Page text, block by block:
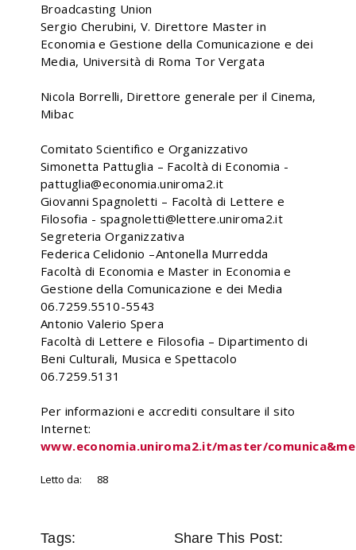
Broadcasting Union
Sergio Cherubini, V. Direttore Master in
Economia e Gestione della Comunicazione e dei
Media, Università di Roma Tor Vergata
Nicola Borrelli, Direttore generale per il Cinema,
Mibac
Comitato Scientifico e Organizzativo
Simonetta Pattuglia – Facoltà di Economia -
pattuglia@economia.uniroma2.it
Giovanni Spagnoletti – Facoltà di Lettere e
Filosofia - spagnoletti@lettere.uniroma2.it
Segreteria Organizzativa
Federica Celidonio –Antonella Murredda
Facoltà di Economia e Master in Economia e
Gestione della Comunicazione e dei Media
06.7259.5510-5543
Antonio Valerio Spera
Facoltà di Lettere e Filosofia – Dipartimento di
Beni Culturali, Musica e Spettacolo
06.7259.5131
Per informazioni e accrediti consultare il sito
Internet:
www.economia.uniroma2.it/master/
Letto da: 88
Tags: Share This Post: